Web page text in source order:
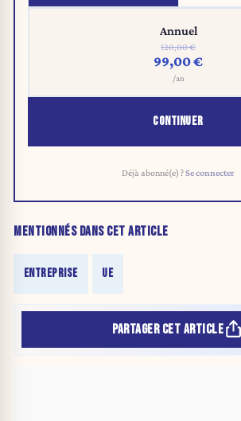
Annuel
120,00 €
99,00 €
/an
CONTINUER
Déjà abonné(e) ?Se connecter
MENTIONNÉS DANS CET ARTICLE
ENTREPRISE UE
PARTAGER CET ARTICLE